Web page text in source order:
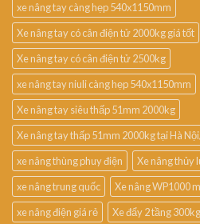
xe nâng tay càng hẹp 540x1150mm
Xe nâng tay có cân điện tử 2000kg giá tốt
Xe nâng tay có cân điện tử 2500kg
xe nâng tay niuli càng hẹp 540x1150mm
Xe nâng tay siêu thấp 51mm 2000kg
Xe nâng tay thấp 51mm 2000kg tại Hà
xe nâng thùng phuy điện
Xe nâng thủy
xe nâng trung quốc
Xe nâng WP1000
xe nâng điện giá rẻ
Xe đẩy 2 tầng 300kg